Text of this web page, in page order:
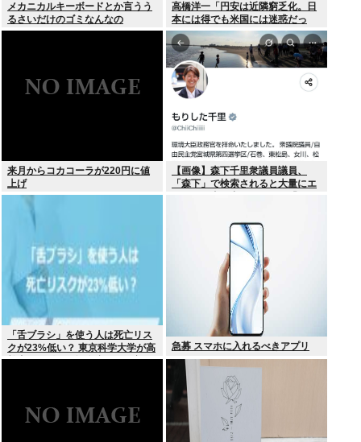
メカニカルキーボードとか言うう
るさいだけのゴミなんなの
高橋洋一「円安は近隣窮乏化。日
本には得でも米国には迷惑だっ
た」
来月からコカコーラが220円に値
上げ
【画像】森下千里衆議員議員、
「森下」で検索されると大量にエ
「舌ブラシ」を使う人は死亡リス
クが23%低い？ 東京科学大学が高
齢者9676人を6年追跡した研究を
急募 スマホに入れるべきアプリ